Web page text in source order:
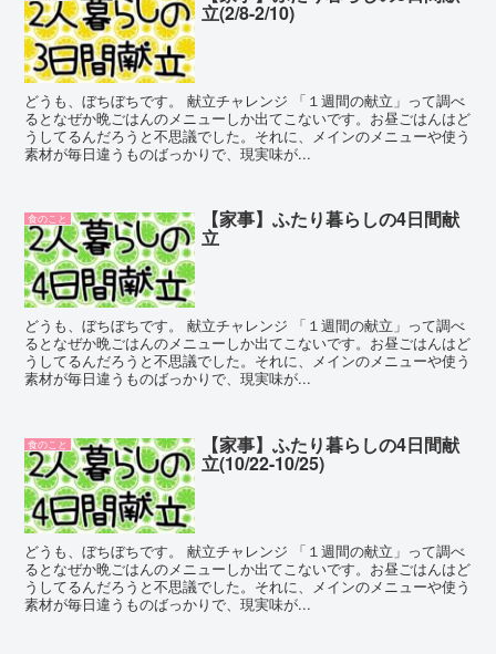
立(2/8-2/10)
どうも、ぼちぼちです。 献立チャレンジ 「１週間の献立」って調べ
るとなぜか晩ごはんのメニューしか出てこないです。お昼ごはんはど
うしてるんだろうと不思議でした。それに、メインのメニューや使う
素材が毎日違うものばっかりで、現実味が...
食のこと 【家事】ふたり暮らしの4日間献
立
どうも、ぼちぼちです。 献立チャレンジ 「１週間の献立」って調べ
るとなぜか晩ごはんのメニューしか出てこないです。お昼ごはんはど
うしてるんだろうと不思議でした。それに、メインのメニューや使う
素材が毎日違うものばっかりで、現実味が...
食のこと 【家事】ふたり暮らしの4日間献
立(10/22-10/25)
どうも、ぼちぼちです。 献立チャレンジ 「１週間の献立」って調べ
るとなぜか晩ごはんのメニューしか出てこないです。お昼ごはんはど
うしてるんだろうと不思議でした。それに、メインのメニューや使う
素材が毎日違うものばっかりで、現実味が...